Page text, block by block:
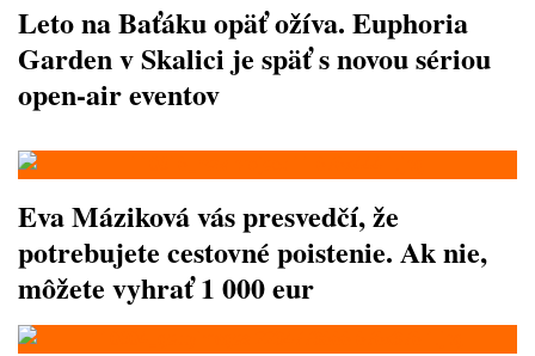
Leto na Baťáku opäť ožíva. Euphoria
Garden v Skalici je späť s novou sériou
open-air eventov
Eva Máziková vás presvedčí, že
potrebujete cestovné poistenie. Ak nie,
môžete vyhrať 1 000 eur